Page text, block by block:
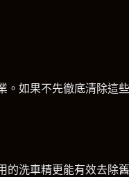
如果不先徹底清除這
的洗車精更能有效去除